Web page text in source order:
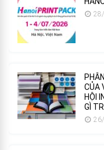
CỦA
HỘI
GÌ